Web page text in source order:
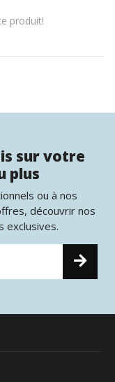
produit!
sur votre
plus
ou à nos
découvrir nos
exclusives.